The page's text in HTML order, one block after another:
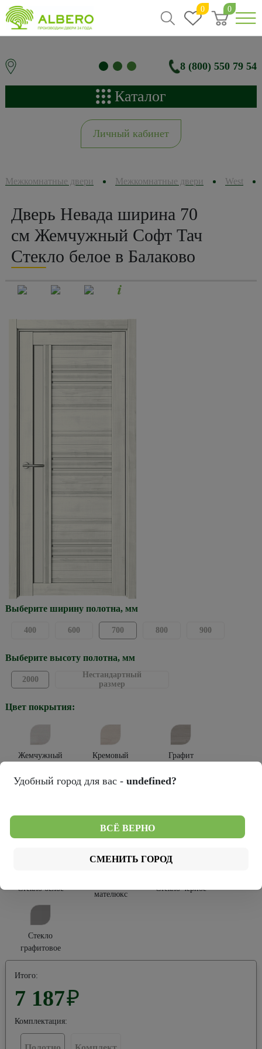
0 0
8 (800) 550 79 54
Каталог
Личный кабинет
Межкомнатные двери Межкомнатные двери West
Дверь Невада ширина 70
см Жемчужный Софт Тач
Стекло белое в Балаково
Выберите ширину полотна, мм
400 600 700 800 900
Выберите высоту полотна, мм
2000
Нестандартный
размер
Цвет покрытия:
Жемчужный Кремовый Графит
Тип остекления:
Стекло белое
мателюкс
Стекло черное
Стекло
графитовое
Итого:
7 187₽
Комплектация:
Удобный город для вас - undefined?
ВСЁ ВЕРНО
СМЕНИТЬ ГОРОД